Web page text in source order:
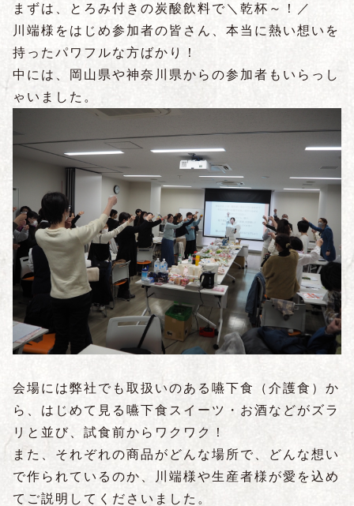
まずは、とろみ付きの炭酸飲料で＼乾杯～！／
川端様をはじめ参加者の皆さん、本当に熱い想いを
持ったパワフルな方ばかり！
中には、岡山県や神奈川県からの参加者もいらっし
ゃいました。
会場には弊社でも取扱いのある嚥下食（介護食）か
ら、はじめて見る嚥下食スイーツ・お酒などがズラ
リと並び、試食前からワクワク！
また、それぞれの商品がどんな場所で、どんな想い
で作られているのか、川端様や生産者様が愛を込め
てご説明してくださいました。